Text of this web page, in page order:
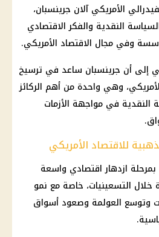
الأمريكي آلان جرينسبان،
النقدية والفكر الاقتصادي
وفي مجال الاقتصاد الأمريكي.
إلى أن جرينسبان ساعد في ترسيخ
وهي واحدة من أهم الركائز
النقدية في مواجهة الأزمات
للاقتصاد الأمريكي
ازدهار اقتصادي واسعة
خلال التسعينيات، خاصة مع نمو
وتوسع العولمة وصعود أسواق